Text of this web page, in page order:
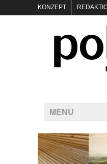
KONZEPT
KONTAKT
MENU